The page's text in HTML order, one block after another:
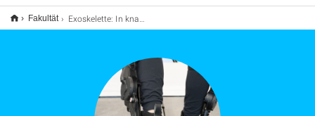
Fakultät Exoskelette: In knapp zwei Minuten zum Komfort